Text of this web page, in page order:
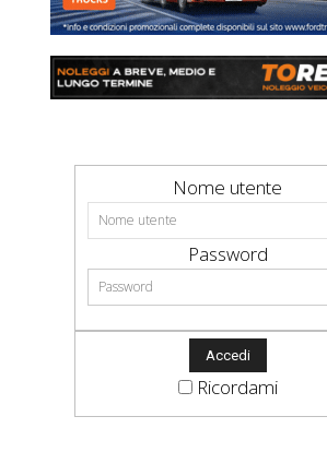
Nome utente
Password
Ricordami